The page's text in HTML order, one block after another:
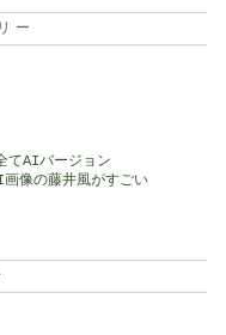
ー
てAIバージョン
像の藤井風がすごい